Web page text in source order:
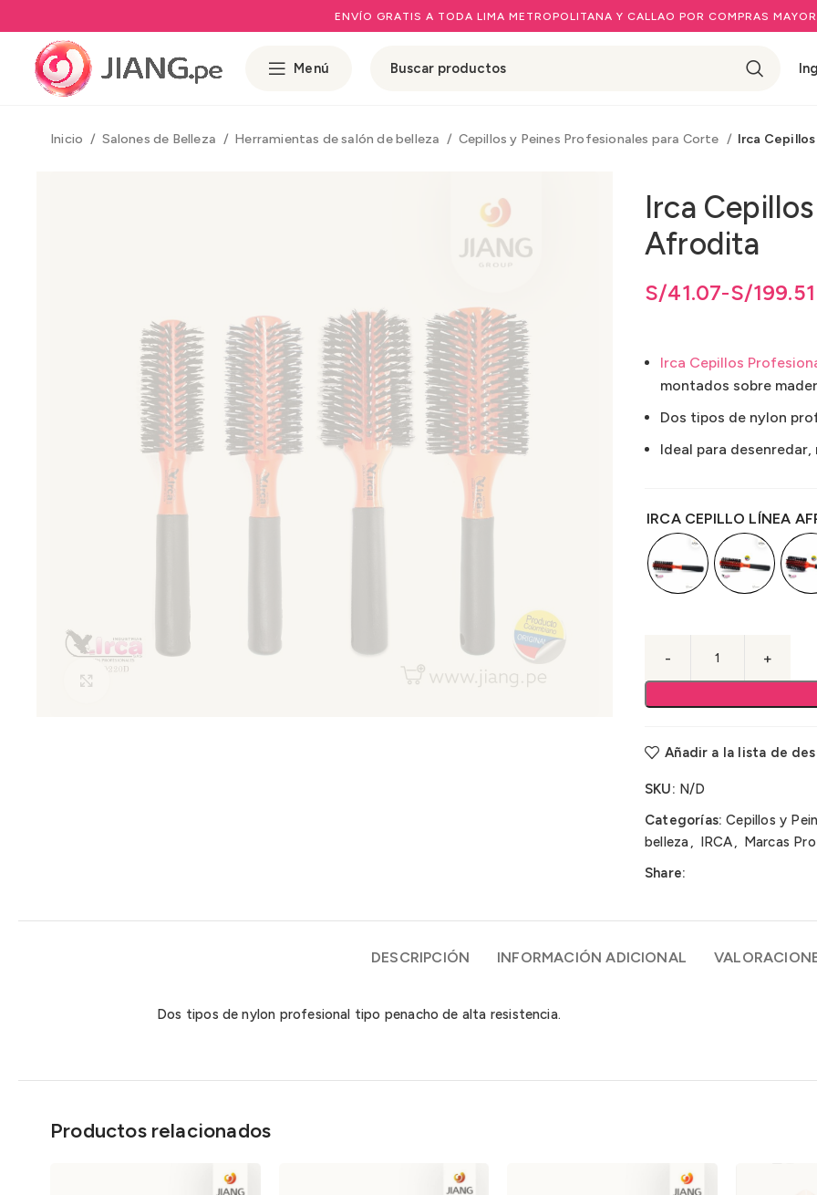
ENVÍO GRATIS A TODA LIMA METROPOLITANA Y CALLAO POR COMPRAS
Menú
Inicio Salones de Belleza Herramientas de salón de belleza Cepillos y Peines Profesionales para Corte Irca
Irca
Afrodita
S/41.07-S/199.51
Rango de precios: desde S/41.07 hasta S/199.51
41.07hastaS/199.51
Irca Cepillos
montados sobre
Dos tipos de nylon
Ideal para
IRCA CEPILLO LÍNEA
Añadir a la lista de
SKU: N/D
Categorías: Cepillos y
belleza, IRCA, Marcas
Share:
DESCRIPCIÓN INFORMACIÓN ADICIONAL
Dos tipos de nylon profesional tipo penacho de alta resistencia.
Productos relacionados